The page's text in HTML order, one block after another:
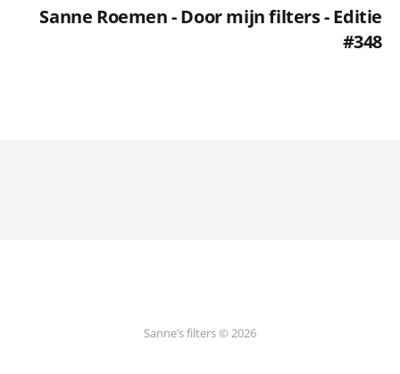
Sanne Roemen - Door mijn filters - Editie
#348
Sanne’s filters © 2026